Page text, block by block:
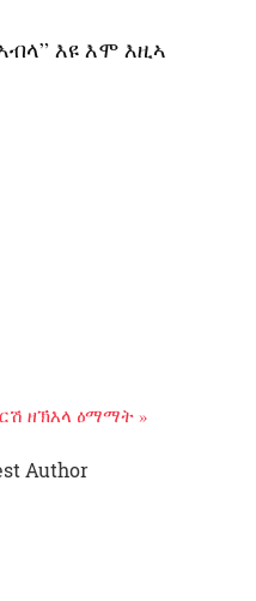
እዩ እሞ እዚኣ
ዘኽእላ ዕማማት »
Author